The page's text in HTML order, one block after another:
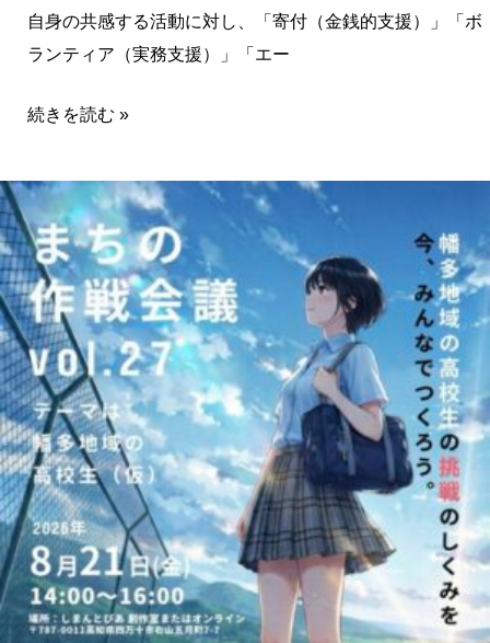
自身の共感する活動に対し、「寄付（金銭的支援）」「ボ
ランティア（実務支援）」「エー
続きを読む »
ま
ち
の
作
戦
会
議
27
テ
ー
マ
は
幡
多